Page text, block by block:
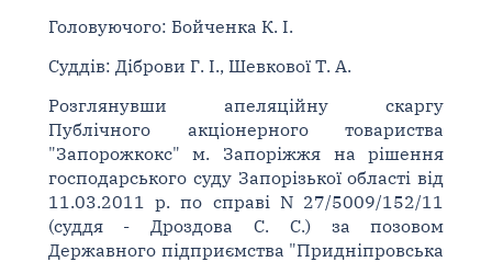
Головуючого: Бойченка К. І.
Суддів: Діброви Г. І., Шевкової Т. А.
Розглянувши апеляційну скаргу
Публічного акціонерного товариства
"Запорожкокс" м. Запоріжжя на рішення
господарського суду Запорізької області від
11.03.2011 р. по справі N 27/5009/152/11
(суддя - Дроздова С. С.) за позовом
Державного підприємства "Придніпровська